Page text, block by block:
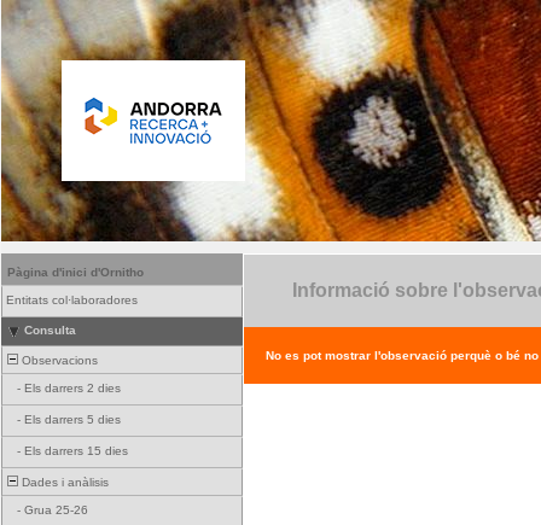
Pàgina d'inici d'Ornitho
Entitats col·laboradores
Consulta
Observacions
- Els darrers 2 dies
- Els darrers 5 dies
- Els darrers 15 dies
Dades i anàlisis
- Grua 25-26
Informació sobre
No es pot mostrar l'observació perquè o bé